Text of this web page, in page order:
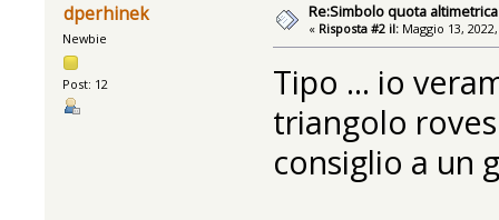
dperhinek
Newbie
Post: 12
Re:Simbolo quota
« Risposta #2 il: Maggio 13,
Tipo ... io
triangolo
consiglio a un